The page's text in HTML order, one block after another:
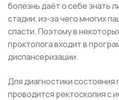
болезнь даёт о себе знать
стадии, из-за чего многих
спасти. Поэтому в
проктолога входит в
диспансеризации.
Для диагностики состояния
проводится ректоскопия с